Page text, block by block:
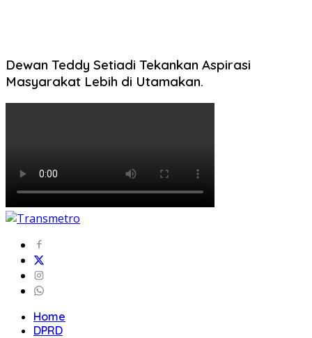
Dewan Teddy Setiadi Tekankan Aspirasi
Masyarakat Lebih di Utamakan.
Home
DPRD